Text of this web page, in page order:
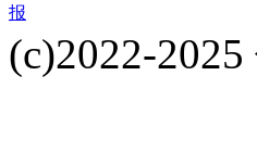
报
(c)2022-